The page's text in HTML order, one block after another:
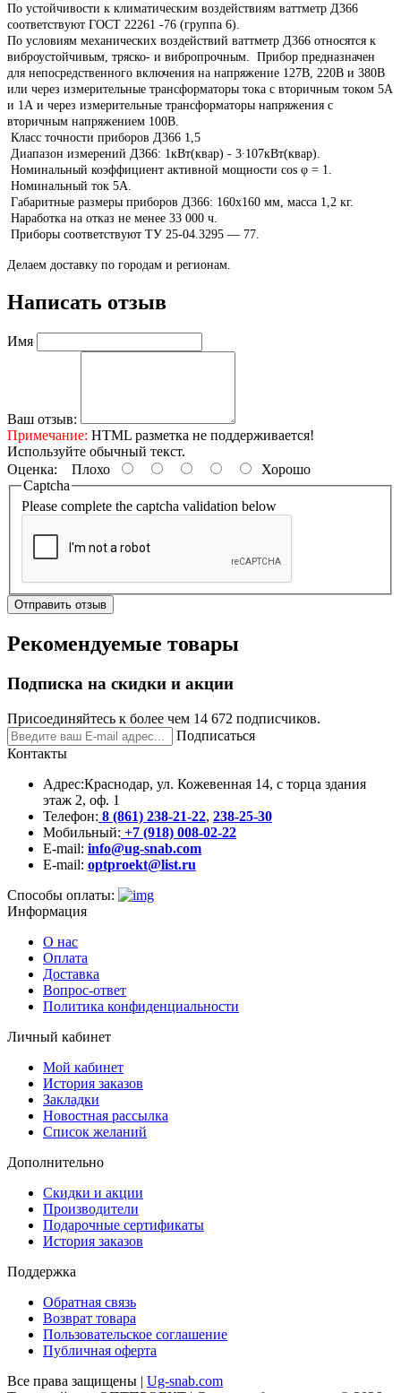
По устойчивости к климатическим воздействиям ваттметр Д366
соответствуют ГОCT 22261 -76 (группа 6).
По условиям механических воздействий ваттметр Д366 относятся к
виброустойчивым, тряско- и вибропрочным. Прибор предназначен
для непосредственного включения на напряжение 127В, 220В и 380В
или через измерительные трансформаторы тока с вторичным током 5А
и 1А и через измерительные трансформаторы напряжения с
вторичным напряжением 100В.
Класс точности приборов Д366 1,5
Диапазон измерений Д366: 1кВт(квар) - 3∙107кВт(квар).
Номинальный коэффициент активной мощности cos φ = 1.
Номинальный ток 5А.
Габаритные размеры приборов Д366: 160х160 мм, масса 1,2 кг.
Наработка на отказ не менее 33 000 ч.
Приборы соответствуют ТУ 25-04.3295 — 77.
Делаем доставку по городам и регионам.
Написать отзыв
Имя
Ваш отзыв:
Примечание: HTML разметка не поддерживается!
Используйте обычный текст.
Оценка: Плохо
Хорошо
Captcha
Please complete the captcha validation below
Отправить отзыв
Рекомендуемые товары
Подписка на скидки и акции
Присоединяйтесь к более чем 14 672 подписчиков.
Подписаться
Контакты
Адрес:Краснодар, ул. Кожевенная 14, с торца здания
этаж 2, оф. 1
Телефон: 8 (861) 238-21-22, 238-25-30
Мобильный: +7 (918) 008-02-22
E-mail: info@ug-snab.com
E-mail: optproekt@list.ru
Способы оплаты:
Информация
О нас
Оплата
Доставка
Вопрос-ответ
Политика конфиденциальности
Личный кабинет
Мой кабинет
История заказов
Закладки
Новостная рассылка
Список желаний
Дополнительно
Скидки и акции
Производители
Подарочные сертификаты
История заказов
Поддержка
Обратная связь
Возврат товара
Пользовательское соглашение
Публичная оферта
Все права защищены | Ug-snab.com